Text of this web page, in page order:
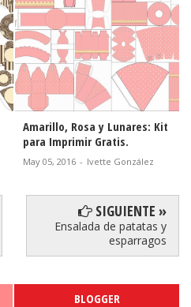
Amarillo, Rosa y Lunares: Kit
para Imprimir Gratis.
May 05, 2016 - Ivette González
SIGUIENTE »
Ensalada de patatas y
esparragos
BLOGGER